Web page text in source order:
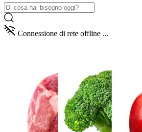
Connessione di rete offline ...